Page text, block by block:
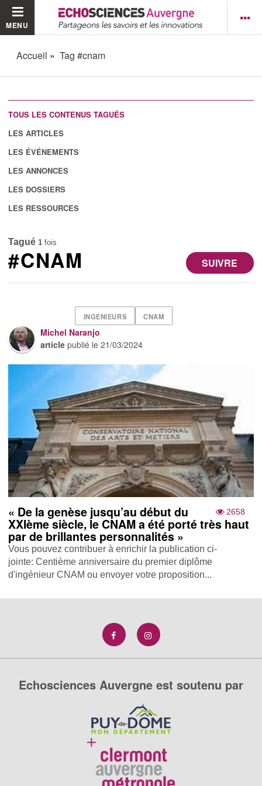
MENU
Accueil Tag #cnam
TOUS LES CONTENUS TAGUÉS
LES ARTICLES
LES ÉVÉNEMENTS
LES ANNONCES
LES DOSSIERS
LES RESSOURCES
Tagué 1 fois
SUIVRE
#CNAM
INGENIEURS CNAM
Michel Naranjo
article publié le21/03/2024
2658
« De la genèse jusqu’au début du
XXIème siècle, le CNAM a été porté très haut
par de brillantes personnalités »
Vous pouvez contribuer à enrichir la publication ci-
jointe: Centième anniversaire du premier diplôme
d'ingénieur CNAM ou envoyer votre proposition...
Echosciences Auvergne est soutenu par